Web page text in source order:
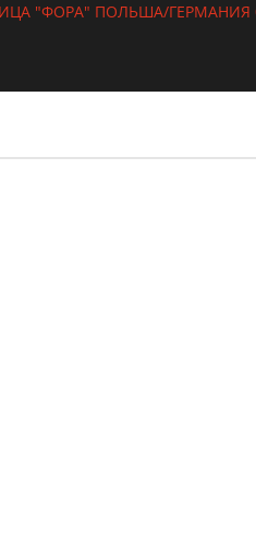
"ФОРА" ПОЛЬША/